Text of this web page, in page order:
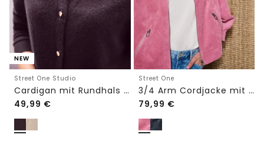
NEW
Street One Studio
Cardigan mit Rundhals und Knöpfen
49,99 €
Street One
3/4 Arm Cordjacke mit Hemdkragen
79,99 €